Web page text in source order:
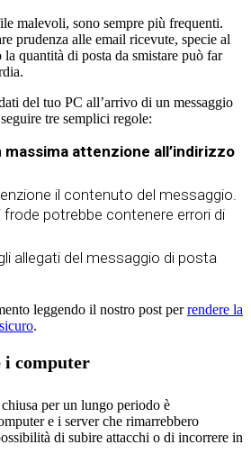
malevoli, sono sempre più frequenti.
prudenza alle email ricevute, specie al
quantità di posta da smistare può far
del tuo PC all’arrivo di un messaggio
tre semplici regole:
massima attenzione all’indirizzo
il contenuto del messaggio.
frode potrebbe contenere errori di
allegati del messaggio di posta
leggendo il nostro post perrendere la
.
i computer
per un lungo periodo è
e i server che rimarrebbero
di subire attacchi o di incorrere in